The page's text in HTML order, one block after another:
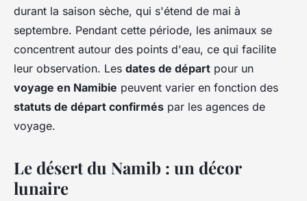
durant la saison sèche, qui s'étend de mai à
septembre. Pendant cette période, les animaux se
concentrent autour des points d'eau, ce qui facilite
leur observation. Les dates de départ pour un
voyage en Namibie peuvent varier en fonction des
statuts de départ confirmés par les agences de
voyage.
Le désert du Namib : un décor
lunaire